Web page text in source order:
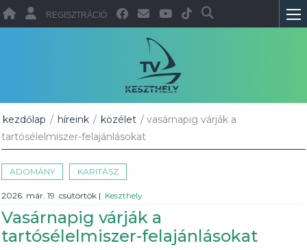
REGISZTRÁCIÓ
kezdőlap / híreink / közélet / vasárnapig várják a
tartósélelmiszer-felajánlásokat
ADOMÁNY KARITÁSZ
2026. már. 19. csütörtök | Keszthely
Vasárnapig várják a
tartósélelmiszer-felajánlásokat